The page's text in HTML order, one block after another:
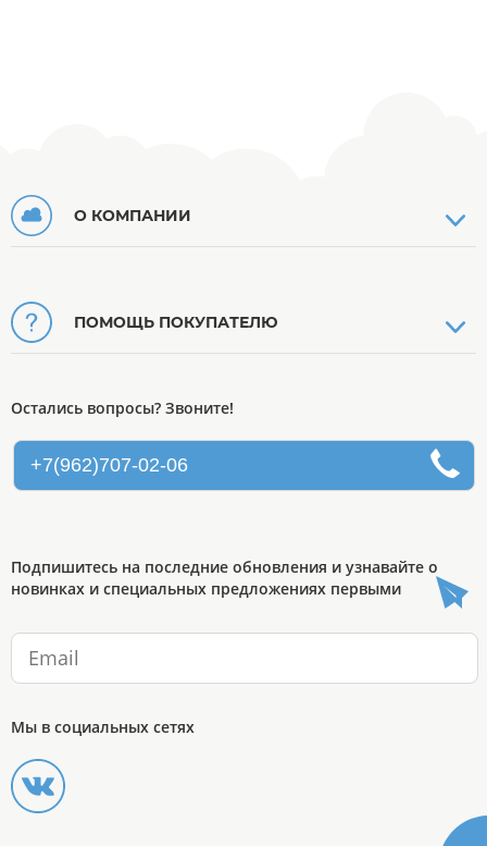
О КОМПАНИИ
ПОМОЩЬ ПОКУПАТЕЛЮ
Остались вопросы? Звоните!
+7(962)707-02-06
Подпишитесь на последние обновления и узнавайте о
новинках и специальных предложениях первыми
Мы в социальных сетях